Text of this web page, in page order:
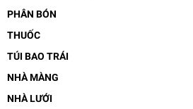
PHÂN BÓN
THUỐC
TÚI BAO TRÁI
NHÀ MÀNG
NHÀ LƯỚI